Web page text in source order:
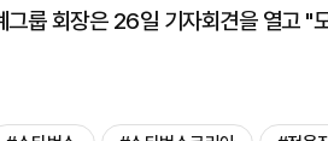
그룹 회장은 26일 기자회견을 열고 "